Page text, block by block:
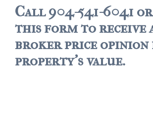
Call 904-541-6041
this form to receive
broker price
property's value.